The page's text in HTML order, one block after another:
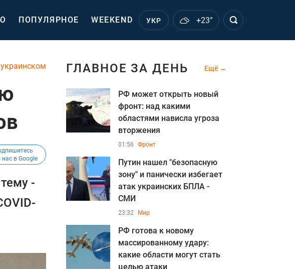
ПОПУЛЯРНОЕ WEEKEND УКР +23°
нас в Google
-
ГЛАВНОЕ ЗА ДЕНЬ Ещё
РФ может открыть новый
фронт: над какими
областями нависла угроза
вторжения
01:56 Фронт
Путин нашел "безопасную
зону" и панически избегает
атак украинских БПЛА -
СМИ
23:32 Мир
РФ готова к новому
массированному удару:
какие области могут стать
целью атаки